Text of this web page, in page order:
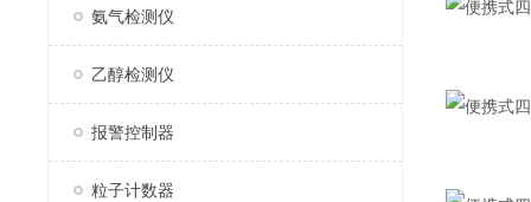
氨气检测仪
乙醇检测仪
报警控制器
粒子计数器